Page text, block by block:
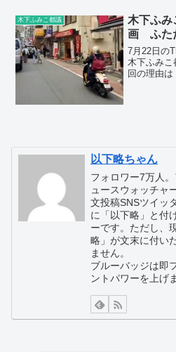
って乗用車
路交通法...
木下ふみこ都議
木下ふみ
画 ふた
7月22日の
木下ふみこ
回の理由
以下略ちゃん
フォロワー7万人
ュースウォッチャ
文投稿SNSツイッ
に「以下略」と付
ーです。ただし、
略」が文末に付い
ません。
ブルーバッジは即
ントパワーを上げ